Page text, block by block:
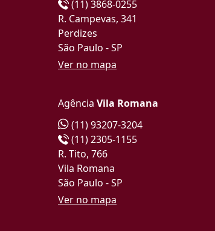
(11) 3868-0255
R. Campevas, 341
Perdizes
São Paulo - SP
Ver no mapa
Agência Vila Romana
(11) 93207-3204
(11) 2305-1155
R. Tito, 766
Vila Romana
São Paulo - SP
Ver no mapa